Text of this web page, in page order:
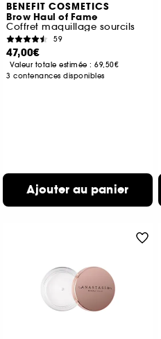
BENEFIT COSMETICS
Brow Haul of Fame
Coffret maquillage sourcils
59
47,00€
Valeur totale estimée :69,50€
3 contenances disponibles
Ajouter au panier